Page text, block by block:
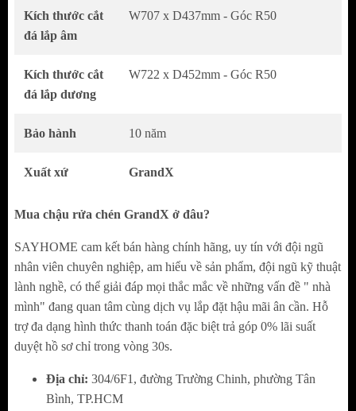
Giảm bám bẩn, dễ dàng vệ sinh hàng ngày
Bề mặt luôn sạch sẽ, giữ tính thẩm mỹ cho
Lòng Chậu Rộng Và Sâu – Thoải Mái Trong
Lòng chậu sâu, hạn chế bắn nước ra ngoài
lớn
Thiết Kế Linh Hoạt – Phù Hợp Nhiều Kiểu Lắp
Đặt
Hỗ trợ lắp đặt âm hoặc dương mặt đá
Phù hợp với đa dạng kiểu tủ bếp hiện nay
Giúp không gian bếp đồng bộ và gọn gàng
hơn
Kích thước cắt
đá lắp âm
W707 x D437mm - Góc R50
Kích thước cắt
đá lắp dương
W722 x D452mm - Góc R50
Bảo hành 10 năm
Xuất xứ GrandX
Mua chậu rửa chén GrandX ở đâu?
SAYHOME cam kết bán hàng chính hãng, uy tín với đội ngũ
nhân viên chuyên nghiệp, am hiểu về sản phẩm, đội ngũ kỹ thuật
lành nghề, có thể giải đáp mọi thắc mắc về những vấn đề " nhà
mình" đang quan tâm cùng dịch vụ lắp đặt hậu mãi ân cần. Hỗ
trợ đa dạng hình thức thanh toán đặc biệt trả góp 0% lãi suất
duyệt hồ sơ chỉ trong vòng 30s.
Địa chỉ: 304/6F1, đường Trường Chinh, phường Tân
Bình, TP.HCM